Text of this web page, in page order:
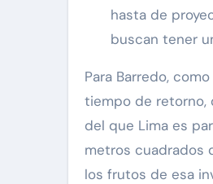
hasta de
buscan tener
Para Barredo,
tiempo de retorno,
del que Lima es
metros cuadrados
los frutos de esa